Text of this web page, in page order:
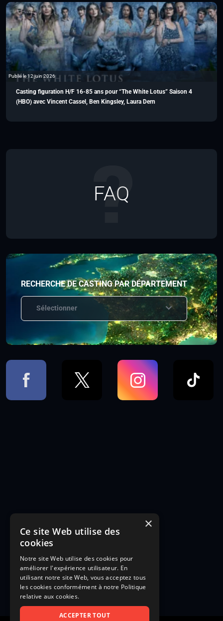
Publié le 12 juin 2026
Casting figuration H/F 16-85 ans pour “The White Lotus” Saison 4
(HBO) avec Vincent Cassel, Ben Kingsley, Laura Dern
FAQ
RECHERCHE DE CASTING PAR DÉPARTEMENT
Sélectionner
×
Ce site Web utilise des
cookies
Notre site Web utilise des cookies pour
améliorer l'expérience utilisateur. En
utilisant notre site Web, vous acceptez tous
les cookies conformément à notre Politique
relative aux cookies.
ACCEPTER TOUT